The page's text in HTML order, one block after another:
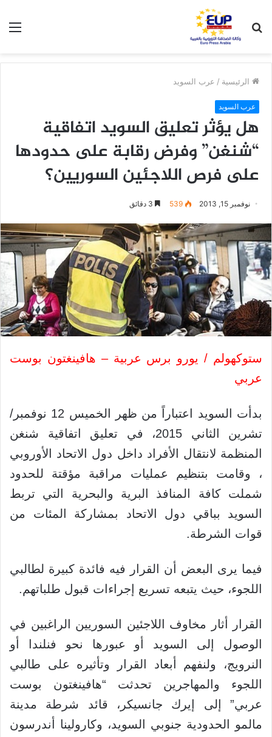
عن
الرئيسية / عرب السويد
عرب السويد
هل يؤثر تعليق السويد اتفاقية
“شنغن” وفرض رقابة على حدودها
على فرص اللاجئين السوريين؟
نوفمبر 15, 2013 539
ستوكهولم / يورو برس عربية – هافينغتون بوست
عربي
بدأت السويد اعتباراً من ظهر الخميس 12 نوفمبر/
تشرين الثاني 2015، في تعليق اتفاقية شنغن
المنظمة لانتقال الأفراد داخل دول الاتحاد الأوروبي
، وقامت بتنظيم عمليات مراقبة مؤقتة للحدود
شملت كافة المنافذ البرية والبحرية التي تربط
السويد بباقي دول الاتحاد بمشاركة المئات من
قوات الشرطة.
فيما يرى البعض أن القرار فيه فائدة كبيرة لطالبي
اللجوء، حيث يتبعه تسريع إجراءات قبول طلباتهم.
القرار أثار مخاوف اللاجئين السوريين الراغبين في
الوصول إلى السويد أو عبورها نحو فنلندا أو
النرويج، ولنفهم أبعاد القرار وتأثيره على طالبي
اللجوء والمهاجرين تحدثت “هافينغتون بوست
عربي” إلى إيرك جانسيكر، قائد شرطة مدينة
مالمو الحدودية جنوبي السويد، وكارولينا أندرسون